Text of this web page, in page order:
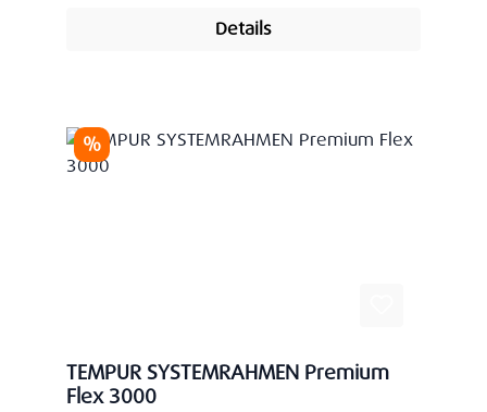
Details
Rabatt
%
TEMPUR SYSTEMRAHMEN Premium
Flex 3000